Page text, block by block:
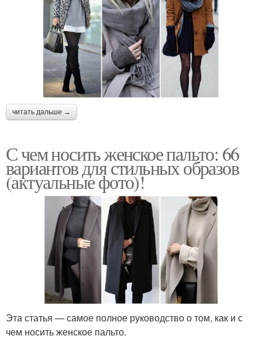
читать дальше →
С чем носить женское пальто: 66
вариантов для стильных образов
(актуальные фото)!
Эта статья — самое полное руководство о том, как и с
чем носить женское пальто.